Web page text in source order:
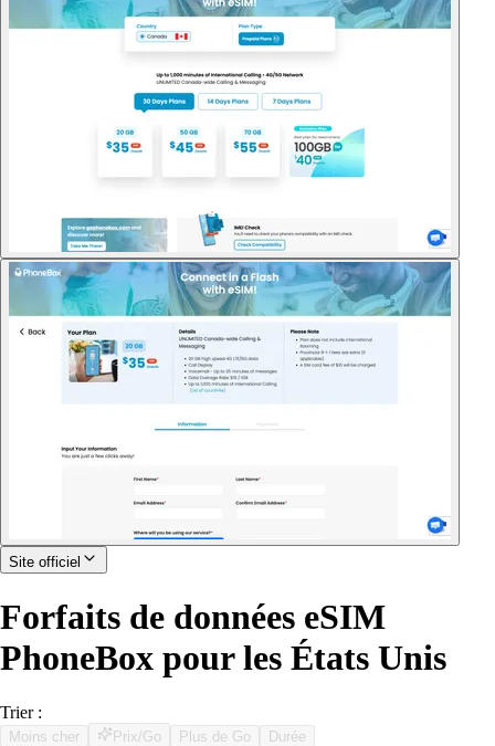
Site officiel
Forfaits de données eSIM
PhoneBox pour les États Unis
Trier :
Moins cher Prix/Go Plus de Go Durée